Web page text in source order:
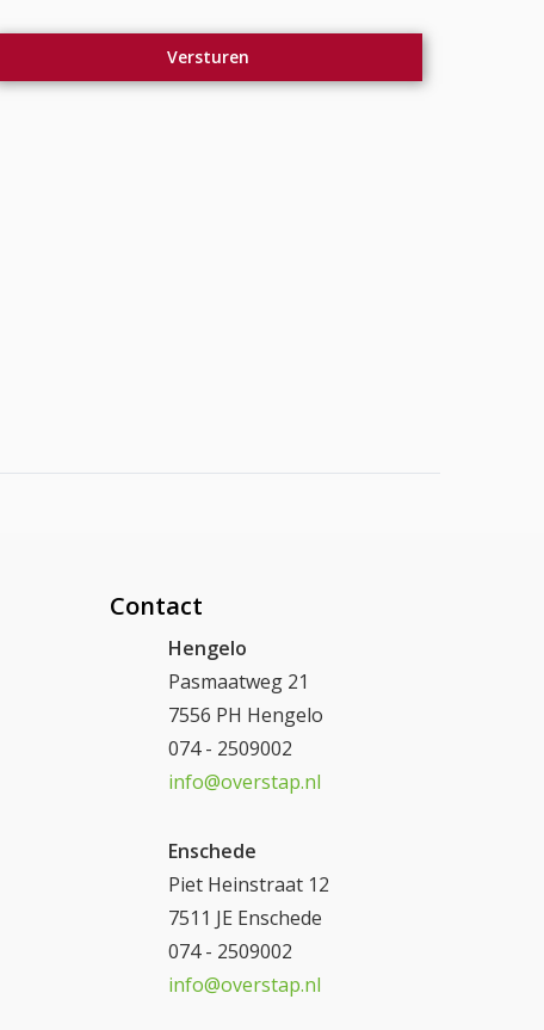
Contact
Hengelo
Pasmaatweg 21
7556 PH Hengelo
074 - 2509002
info@overstap.nl
Enschede
Piet Heinstraat 12
7511 JE Enschede
074 - 2509002
info@overstap.nl